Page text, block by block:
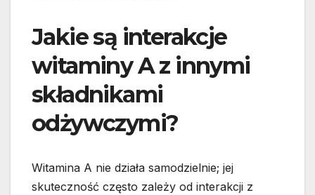
Jakie są interakcje
witaminy A z innymi
składnikami
odżywczymi?
Witamina A nie działa samodzielnie; jej
skuteczność często zależy od interakcji z